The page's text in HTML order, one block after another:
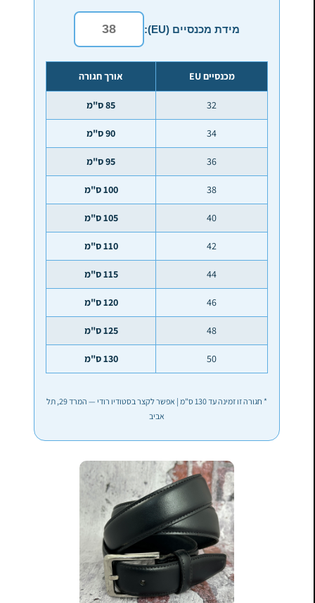
מידת מכנסיים (EU):
מכנסיים EU אורך חגורה
32 85 ס"מ
34 90 ס"מ
36 95 ס"מ
38 100 ס"מ
40 105 ס"מ
42 110 ס"מ
44 115 ס"מ
46 120 ס"מ
48 125 ס"מ
50 130 ס"מ
* חגורה זו זמינה עד 130 ס"מ | אפשר לקצר בסטודיו רודי — המרד 29, תל
אביב